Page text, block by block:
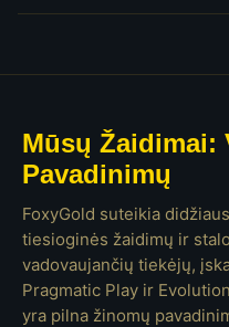
Mūsų Žaidimai:
Pavadinimų
FoxyGold suteikia
tiesioginės žaidimų ir
vadovaujančių tiekėjų,
Pragmatic Play ir
yra pilna žinomų